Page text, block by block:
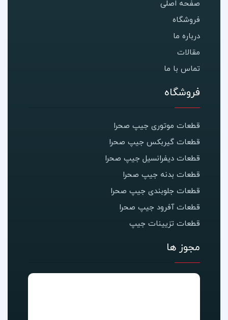
صفحه اصلی
فروشگاه
درباره ما
مقالات
تماس با ما
فروشگاه
قطعات موتوری جیپ صحرا
قطعات گیربکس جیپ صحرا
قطعات دیفرانسیل جیپ صحرا
قطعات بدنه جیپ صحرا
قطعات جلوبندی جیپ صحرا
قطعات آفرود جیپ صحرا
قطعات تزیینات جیپ
مجوز ها